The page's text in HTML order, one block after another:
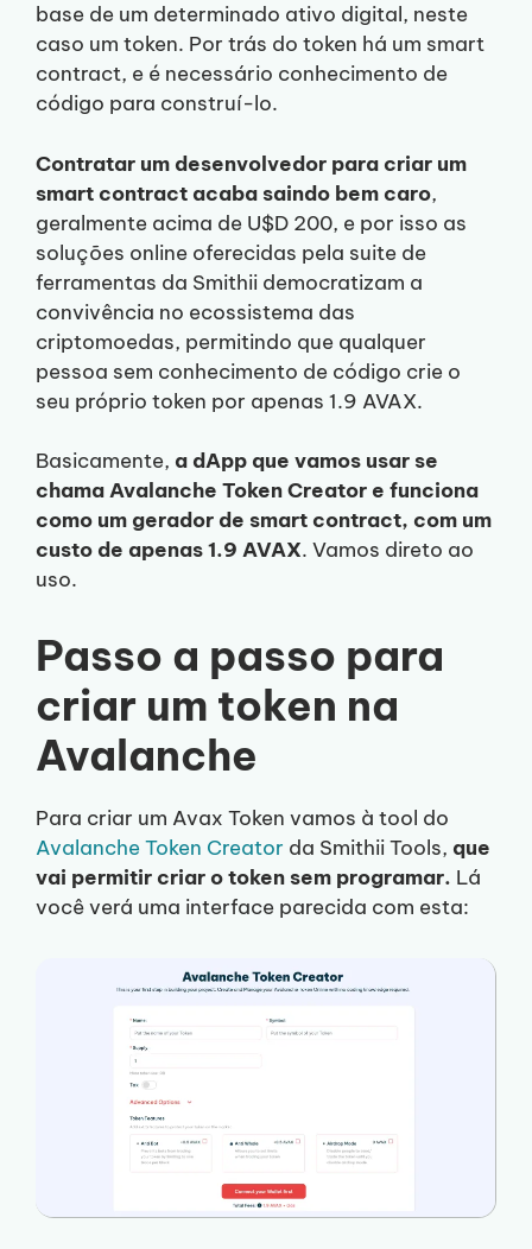
base de um determinado ativo digital, neste
caso um token. Por trás do token há um smart
contract, e é necessário conhecimento de
código para construí-lo.
Contratar um desenvolvedor para criar um
smart contract acaba saindo bem caro,
geralmente acima de U$D 200, e por isso as
soluções online oferecidas pela suite de
ferramentas da Smithii democratizam a
convivência no ecossistema das
criptomoedas, permitindo que qualquer
pessoa sem conhecimento de código crie o
seu próprio token por apenas 1.9 AVAX.
Basicamente, a dApp que vamos usar se
chama Avalanche Token Creator e funciona
como um gerador de smart contract, com um
custo de apenas 1.9 AVAX. Vamos direto ao
uso.
Passo a passo para
criar um token na
Avalanche
Para criar um Avax Token vamos à tool do
Avalanche Token Creator da Smithii Tools, que
vai permitir criar o token sem programar. Lá
você verá uma interface parecida com esta: